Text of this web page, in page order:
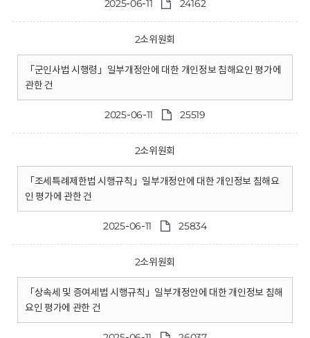
2025-06-11 24162
2소위원회
「군인사법 시행령」일부개정안에 대한 개인정보 침해요인 평가에
관한 건
2025-06-11 25519
2소위원회
「조세특례제한법 시행규칙」일부개정안에 대한 개인정보 침해요
인 평가에 관한 건
2025-06-11 25834
2소위원회
「상속세 및 증여세법 시행규칙」일부개정안에 대한 개인정보 침해
요인 평가에 관한 건